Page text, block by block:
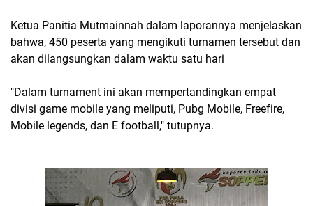
Ketua Panitia Mutmainnah dalam laporannya menjelaskan
bahwa, 450 peserta yang mengikuti turnamen tersebut dan
akan dilangsungkan dalam waktu satu hari
"Dalam turnament ini akan mempertandingkan empat
divisi game mobile yang meliputi, Pubg Mobile, Freefire,
Mobile legends, dan E football," tutupnya.